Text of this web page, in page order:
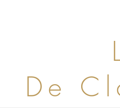
De